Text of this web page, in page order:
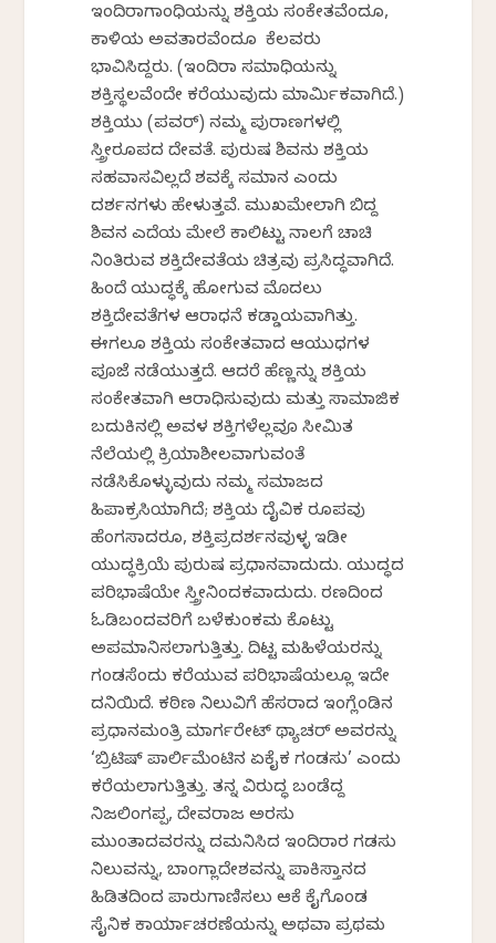
ಇಂದಿರಾಗಾಂಧಿಯನ್ನು ಶಕ್ತಿಯ ಸಂಕೇತವೆಂದೂ,
ಕಾಳಿಯ ಅವತಾರವೆಂದೂ ಕೆಲವರು
ಭಾವಿಸಿದ್ದರು. (ಇಂದಿರಾ ಸಮಾಧಿಯನ್ನು
ಶಕ್ತಿಸ್ಥಲವೆಂದೇ ಕರೆಯುವುದು ಮಾರ್ಮಿಕವಾಗಿದೆ.)
ಶಕ್ತಿಯು (ಪವರ್) ನಮ್ಮ ಪುರಾಣಗಳಲ್ಲಿ
ಸ್ತ್ರೀರೂಪದ ದೇವತೆ. ಪುರುಷ ಶಿವನು ಶಕ್ತಿಯ
ಸಹವಾಸವಿಲ್ಲದೆ ಶವಕ್ಕೆ ಸಮಾನ ಎಂದು
ದರ್ಶನಗಳು ಹೇಳುತ್ತವೆ. ಮುಖಮೇಲಾಗಿ ಬಿದ್ದ
ಶಿವನ ಎದೆಯ ಮೇಲೆ ಕಾಲಿಟ್ಟು ನಾಲಗೆ ಚಾಚಿ
ನಿಂತಿರುವ ಶಕ್ತಿದೇವತೆಯ ಚಿತ್ರವು ಪ್ರಸಿದ್ಧವಾಗಿದೆ.
ಹಿಂದೆ ಯುದ್ಧಕ್ಕೆ ಹೋಗುವ ಮೊದಲು
ಶಕ್ತಿದೇವತೆಗಳ ಆರಾಧನೆ ಕಡ್ಡಾಯವಾಗಿತ್ತು.
ಈಗಲೂ ಶಕ್ತಿಯ ಸಂಕೇತವಾದ ಆಯುಧಗಳ
ಪೂಜೆ ನಡೆಯುತ್ತದೆ. ಆದರೆ ಹೆಣ್ಣನ್ನು ಶಕ್ತಿಯ
ಸಂಕೇತವಾಗಿ ಆರಾಧಿಸುವುದು ಮತ್ತು ಸಾಮಾಜಿಕ
ಬದುಕಿನಲ್ಲಿ ಅವಳ ಶಕ್ತಿಗಳೆಲ್ಲವೂ ಸೀಮಿತ
ನೆಲೆಯಲ್ಲಿ ಕ್ರಿಯಾಶೀಲವಾಗುವಂತೆ
ನಡೆಸಿಕೊಳ್ಳುವುದು ನಮ್ಮ ಸಮಾಜದ
ಹಿಪಾಕ್ರಸಿಯಾಗಿದೆ; ಶಕ್ತಿಯ ದೈವಿಕ ರೂಪವು
ಹೆಂಗಸಾದರೂ, ಶಕ್ತಿಪ್ರದರ್ಶನವುಳ್ಳ ಇಡೀ
ಯುದ್ಧಕ್ರಿಯೆ ಪುರುಷ ಪ್ರಧಾನವಾದುದು. ಯುದ್ಧದ
ಪರಿಭಾಷೆಯೇ ಸ್ತ್ರೀನಿಂದಕವಾದುದು. ರಣದಿಂದ
ಓಡಿಬಂದವರಿಗೆ ಬಳೆಕುಂಕಮ ಕೊಟ್ಟು
ಅಪಮಾನಿಸಲಾಗುತ್ತಿತ್ತು. ದಿಟ್ಟ ಮಹಿಳೆಯರನ್ನು
ಗಂಡಸೆಂದು ಕರೆಯುವ ಪರಿಭಾಷೆಯಲ್ಲೂ ಇದೇ
ದನಿಯಿದೆ. ಕಠಿಣ ನಿಲುವಿಗೆ ಹೆಸರಾದ ಇಂಗ್ಲೆಂಡಿನ
ಪ್ರಧಾನಮಂತ್ರಿ ಮಾರ್ಗರೇಟ್ ಥ್ಯಾಚರ್ ಅವರನ್ನು
‘ಬ್ರಿಟಿಷ್ ಪಾರ್ಲಿಮೆಂಟಿನ ಏಕೈಕ ಗಂಡಸು’ ಎಂದು
ಕರೆಯಲಾಗುತ್ತಿತ್ತು. ತನ್ನ ವಿರುದ್ಧ ಬಂಡೆದ್ದ
ನಿಜಲಿಂಗಪ್ಪ, ದೇವರಾಜ ಅರಸು
ಮುಂತಾದವರನ್ನು ದಮನಿಸಿದ ಇಂದಿರಾರ ಗಡಸು
ನಿಲುವನ್ನು, ಬಾಂಗ್ಲಾದೇಶವನ್ನು ಪಾಕಿಸ್ತಾನದ
ಹಿಡಿತದಿಂದ ಪಾರುಗಾಣಿಸಲು ಆಕೆ ಕೈಗೊಂಡ
ಸೈನಿಕ ಕಾರ್ಯಾಚರಣೆಯನ್ನು ಅಥವಾ ಪ್ರಥಮ